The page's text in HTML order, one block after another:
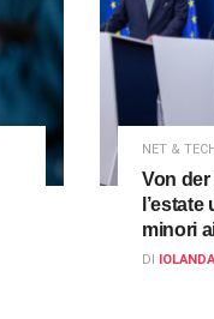
NET & TECH
Von
minori
DI